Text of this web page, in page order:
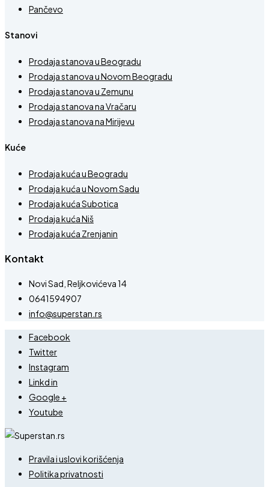
Pančevo
Stanovi
Prodaja stanova u Beogradu
Prodaja stanova u Novom Beogradu
Prodaja stanova u Zemunu
Prodaja stanova na Vračaru
Prodaja stanova na Mirijevu
Kuće
Prodaja kuća u Beogradu
Prodaja kuća u Novom Sadu
Prodaja kuća Subotica
Prodaja kuća Niš
Prodaja kuća Zrenjanin
Kontakt
Novi Sad, Reljkovićeva 14
0641594907
info@superstan.rs
Facebook
Twitter
Instagram
Linkd in
Google +
Youtube
Pravila i uslovi korišćenja
Politika privatnosti